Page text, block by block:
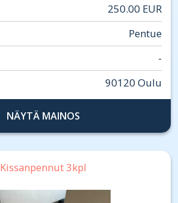
250.00 EUR
Pentue
-
90120 Oulu
NÄYTÄ MAINOS
Kissanpennut 3kpl